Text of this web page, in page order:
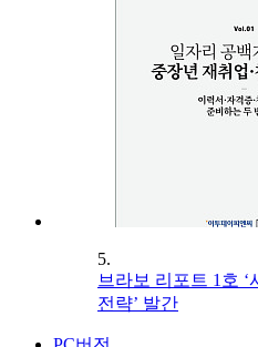
5.
브라보 리포트 1호 ‘
전략’ 발간